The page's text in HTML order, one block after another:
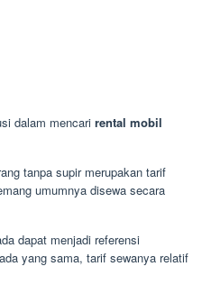
dalam mencari rental mobil
tanpa supir merupakan tarif
umumnya disewa secara
dapat menjadi referensi
yang sama, tarif sewanya relatif